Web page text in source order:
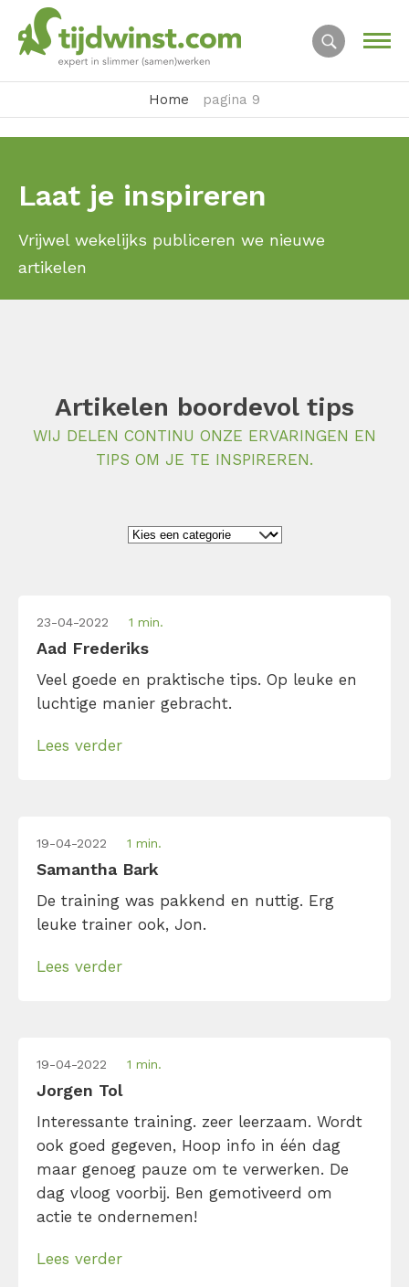
Home pagina 9
Laat je inspireren
Vrijwel wekelijks publiceren we nieuwe
artikelen
Artikelen boordevol tips
WIJ DELEN CONTINU ONZE ERVARINGEN EN
TIPS OM JE TE INSPIREREN.
23-04-2022 1 min.
Aad Frederiks
Veel goede en praktische tips. Op leuke en
luchtige manier gebracht.
Lees verder
19-04-2022 1 min.
Samantha Bark
De training was pakkend en nuttig. Erg
leuke trainer ook, Jon.
Lees verder
19-04-2022 1 min.
Jorgen Tol
Interessante training. zeer leerzaam. Wordt
ook goed gegeven, Hoop info in één dag
maar genoeg pauze om te verwerken. De
dag vloog voorbij. Ben gemotiveerd om
actie te ondernemen!
Lees verder